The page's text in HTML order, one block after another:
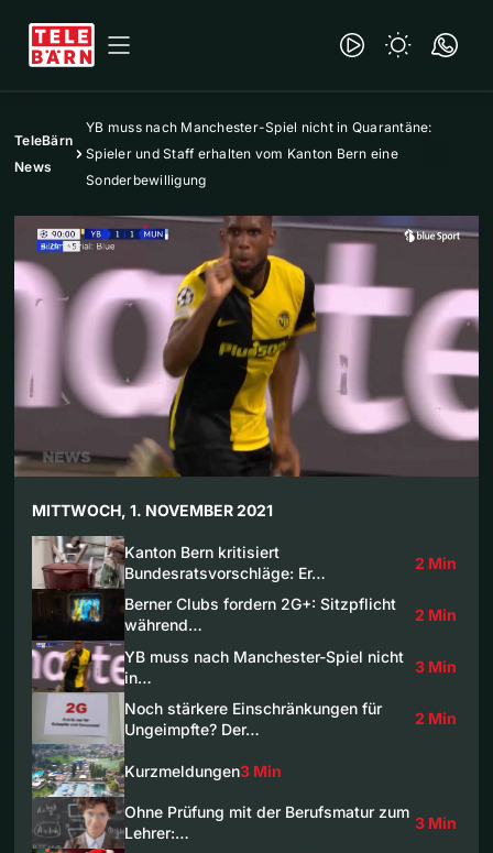
TeleBärn
News
YB muss nach Manchester-Spiel nicht in Quarantäne:
Spieler und Staff erhalten vom Kanton Bern eine
Sonderbewilligung
MITTWOCH, 1. NOVEMBER 2021
Kanton Bern kritisiert
Bundesratsvorschläge: Er…
2 Min
Berner Clubs fordern 2G+: Sitzpflicht
während…
2 Min
YB muss nach Manchester-Spiel nicht
in…
3 Min
Noch stärkere Einschränkungen für
Ungeimpfte? Der…
2 Min
Kurzmeldungen3 Min
Ohne Prüfung mit der Berufsmatur zum
Lehrer:…
3 Min